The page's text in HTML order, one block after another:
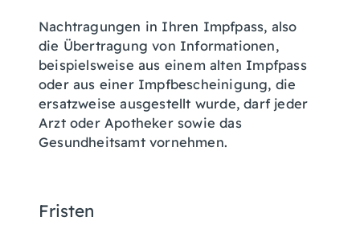
Nachtragungen in Ihren Impfpass, also
die Übertragung von Informationen,
beispielsweise aus einem alten Impfpass
oder aus einer Impfbescheinigung, die
ersatzweise ausgestellt wurde, darf jeder
Arzt oder Apotheker sowie das
Gesundheitsamt vornehmen.
Fristen